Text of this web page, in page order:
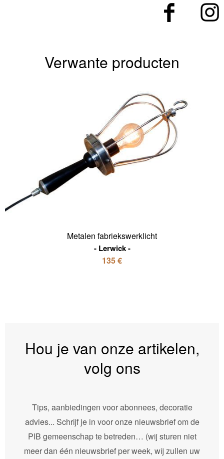
Verwante producten
Metalen fabriekswerklicht
Lerwick
135 €
Hou je van onze artikelen,
volg ons
Tips, aanbiedingen voor abonnees, decoratie
advies... Schrijf je in voor onze nieuwsbrief om de
PIB gemeenschap te betreden… (wij sturen niet
meer dan één nieuwsbrief per week, wij zullen uw